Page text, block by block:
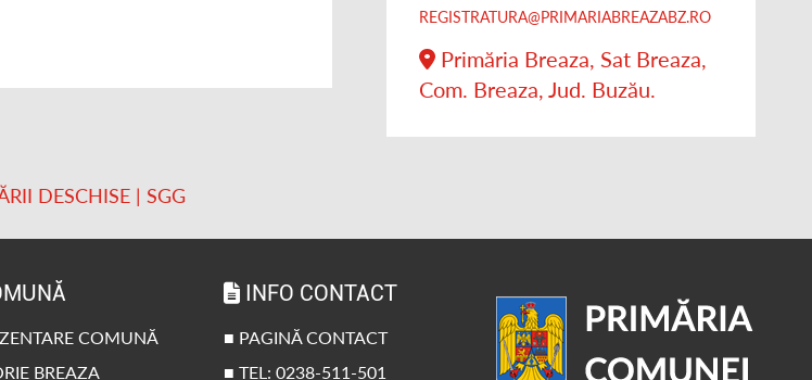
REGISTRATURA@PRIMARIABREAZABZ.RO
Primăria Breaza, Sat Breaza,
Com. Breaza, Jud. Buzău.
DESCHISE | SGG
COMUNĂ
BREAZA
INFO CONTACT
■ PAGINĂ CONTACT
■ TEL: 0238-511-501